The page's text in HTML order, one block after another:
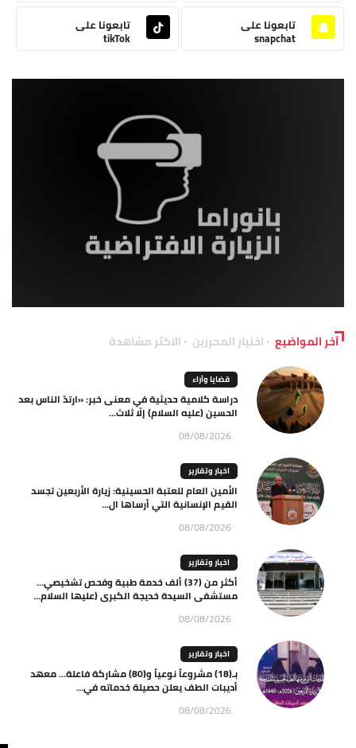
تابعونا على
snapchat
تابعونا على
tikTok
آخر المواضيع اختيار المحررين الاكثر مشاهدة
قضايا وآراء
دراسة كلامية حديثية في معنى خبر: «ارتدّ الناس بعد
الحسين (عليه السلام) إلّا ثلاث...
08/08/2026
اخبار وتقارير
الأمين العام للعتبة الحسينية: زيارة الأربعين تجسد
القيم الإنسانية التي أرساها ال...
08/08/2026
اخبار وتقارير
أكثر من (37) ألف خدمة طبية وفحص تشخيصي…
مستشفى السيدة خديجة الكبرى (عليها السلام...
08/08/2026
اخبار وتقارير
بـ(18) مشروعاً نوعياً و(80) مشاركة فاعلة… معهد
أديبات الطف يعلن حصيلة خدماته في...
08/08/2026